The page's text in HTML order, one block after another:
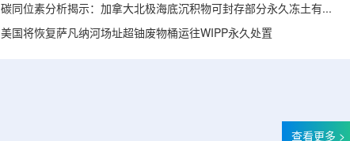
碳同位素分析揭示：加拿大北极海底沉积物可封存部分永久冻土有机碳
美国将恢复萨凡纳河场址超铀废物桶运往WIPP永久处置
查看更多 >